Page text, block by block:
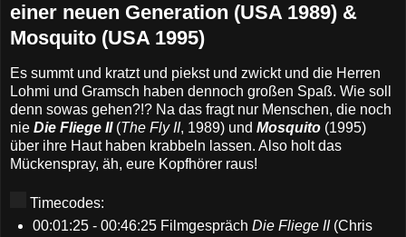
einer neuen Generation (USA 1989) &
Mosquito (USA 1995)
Es summt und kratzt und piekst und zwickt und die Herren
Lohmi und Gramsch haben dennoch großen Spaß. Wie soll
denn sowas gehen?!? Na das fragt nur Menschen, die noch
nie Die Fliege II(The Fly II, 1989) und Mosquito (1995)
über ihre Haut haben krabbeln lassen. Also holt das
Mückenspray, äh, eure Kopfhörer raus!
Timecodes:
00:01:25 - 00:46:25 Filmgespräch Die Fliege II(Chris